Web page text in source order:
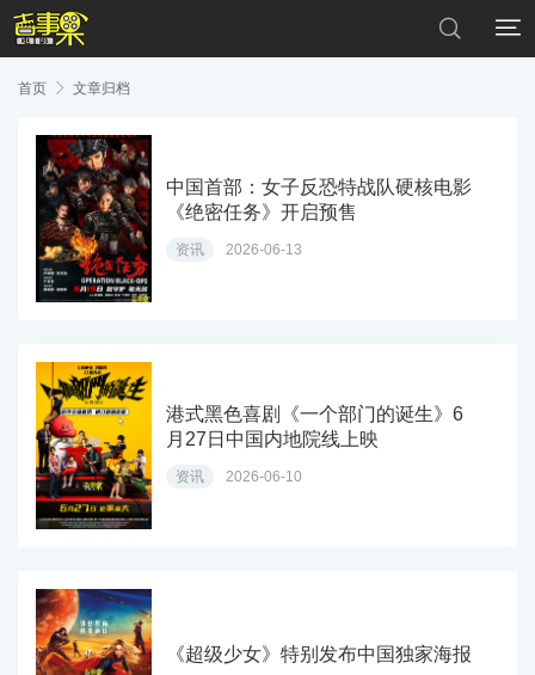


首页  文章归档
中国首部：女子反恐特战队硬核电影
《绝密任务》开启预售
资讯 2026-06-13
港式黑色喜剧《一个部门的诞生》6
月27日中国内地院线上映
资讯 2026-06-10
《超级少女》特别发布中国独家海报